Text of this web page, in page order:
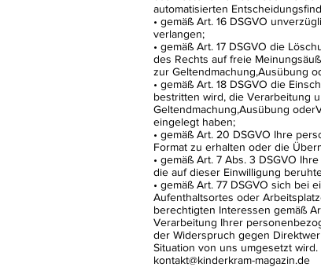
automatisierten
• gemäß Art. 16 DSGVO
verlangen;
• gemäß Art. 17 DSGVO die
des Rechts auf freie
zur Geltendmachung,Ausübung
• gemäß Art. 18 DSGVO die
bestritten wird, die Verarbeitung
Geltendmachung,Ausübung
eingelegt haben;
• gemäß Art. 20 DSGVO Ihre
Format zu erhalten oder die
• gemäß Art. 7 Abs. 3 DSGVO
die auf dieser Einwilligung
• gemäß Art. 77 DSGVO sich
Aufenthaltsortes oder
berechtigten Interessen gemäß
Verarbeitung Ihrer
der Widerspruch gegen
Situation von uns umgesetzt
kontakt@kinderkram-magazin.de